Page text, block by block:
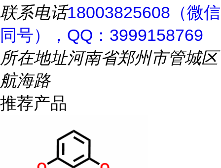
联系电话18003825608（微信
同号），QQ：3999158769
所在地址河南省郑州市管城区
航海路
推荐产品